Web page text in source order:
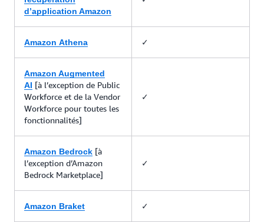
d’application Amazon
Amazon Athena ✓
Amazon Augmented
AI [à l’exception de Public
Workforce et de la Vendor
Workforce pour toutes les
fonctionnalités]
✓
Amazon Bedrock [à
l’exception d’Amazon
Bedrock Marketplace]
✓
Amazon Braket ✓